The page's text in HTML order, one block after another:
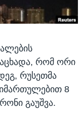
რომ ორი
რუსეთმა
8
გაუშვა.